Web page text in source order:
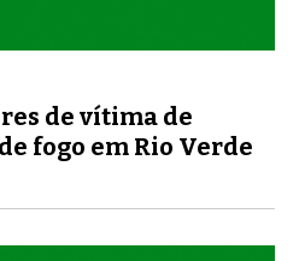
de vítima de
fogo em Rio Verde